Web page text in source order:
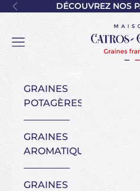
Passer au contenu
PrécédentDÉCOUVREZ NOS
Maison
Ouvrir la navigation
GRAINES
POTAGÈRES
GRAINES
AROMATIQUES
GRAINES